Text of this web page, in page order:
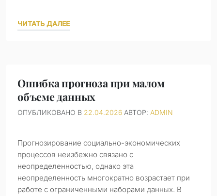
ЧИТАТЬ ДАЛЕЕ
Ошибка прогноза при малом
объеме данных
ОПУБЛИКОВАНО В 22.04.2026 АВТОР: ADMIN
Прогнозирование социально-экономических
процессов неизбежно связано с
неопределенностью, однако эта
неопределенность многократно возрастает при
работе с ограниченными наборами данных. В